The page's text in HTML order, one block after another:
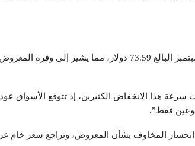
وجرى تداول خام برنت لشهر أغسطس بأقل من سعر عقود سبتمبر البالغ 73.59 دولار، مما يشير إلى
هذا الانخفاض الكثيرين، إذ تتوقع الأسواق
فقط”.
انحسار المخاوف بشأن المعروض، وتراجع سعر خام